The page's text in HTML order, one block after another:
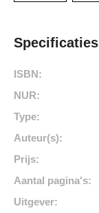
Specificaties
ISBN:
NUR:
Type:
Auteur(s):
Prijs:
Aantal pagina's:
Uitgever: